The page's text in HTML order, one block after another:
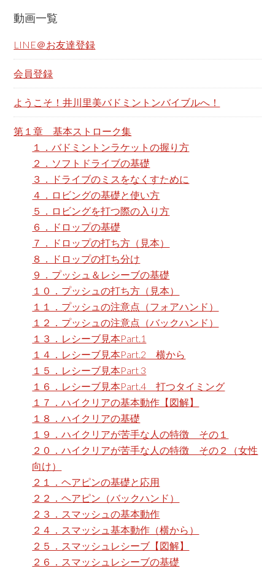
c
h
t
h
i
s
w
e
動画一覧
LINE＠お友達登録
会員登録
ようこそ！井川里美バドミントンバイブルへ！
第１章 基本ストローク集
１．バドミントンラケットの握り方
２．ソフトドライブの基礎
３．ドライブのミスをなくすために
４．ロビングの基礎と使い方
５．ロビングを打つ際の入り方
６．ドロップの基礎
７．ドロップの打ち方（見本）
８．ドロップの打ち分け
９．プッシュ＆レシーブの基礎
１０．プッシュの打ち方（見本）
１１．プッシュの注意点（フォアハンド）
１２．プッシュの注意点（バックハンド）
１３．レシーブ見本Part.1
１４．レシーブ見本Part.2 横から
１５．レシーブ見本Part 3
１６．レシーブ見本Part.4 打つタイミング
１７．ハイクリアの基本動作【図解】
１８．ハイクリアの基礎
１９．ハイクリアが苦手な人の特徴 その１
２０．ハイクリアが苦手な人の特徴 その２（女性
向け）
２１．ヘアピンの基礎と応用
２２．ヘアピン（バックハンド）
２３．スマッシュの基本動作
２４．スマッシュ基本動作（横から）
２５．スマッシュレシーブ【図解】
２６．スマッシュレシーブの基礎